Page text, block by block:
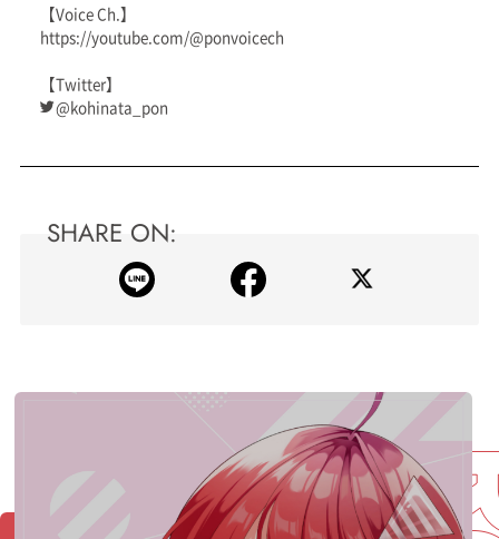
【Voice Ch.】
https://youtube.com/@ponvoicech
【Twitter】
@kohinata_pon
SHARE ON: